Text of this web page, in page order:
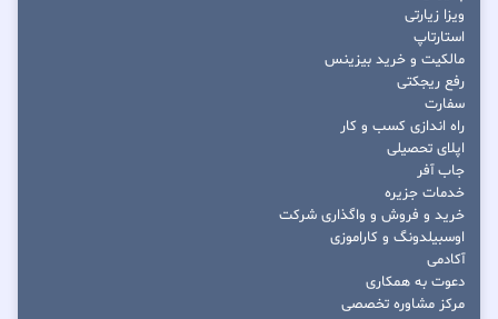
ویزا زیارتی
استارتاپ
مالکیت و خرید بیزینس
رفع ریجکتی
سفارت
راه اندازی کسب و کار
اپلای تحصیلی
جاب آفر
خدمات جزیره
خرید و فروش و واگذاری شرکت
اوسبیلدونگ و کاراموزی
آکادمی
دعوت به همکاری
مرکز مشاوره تخصصی